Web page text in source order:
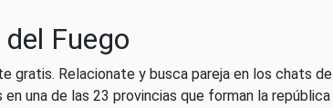
Fuego
gratis. Relacionate y busca pareja en los chats de
una de las 23 provincias que forman la república